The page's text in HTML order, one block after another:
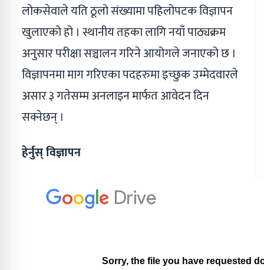
लोकसेवाले यति ठूलो संख्यामा पहिलोपटक विज्ञापन
खुलाएको हो । स्थानीय तहका लागि नयाँ पाठ्यक्रम
अनुसार परीक्षा सञ्चालन गरिने आयोगले जनाएको छ ।
विज्ञापनमा माग गरिएका पदहरुमा इच्छुक उम्मेदवारले
असार ३ गतेसम्म अनलाइन मार्फत आवेदन दिन
सक्नेछन् ।
हेर्नुस् विज्ञापन